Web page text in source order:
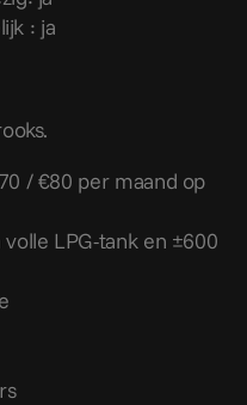
: ja
/ €80 per maand op
LPG-tank en ±600